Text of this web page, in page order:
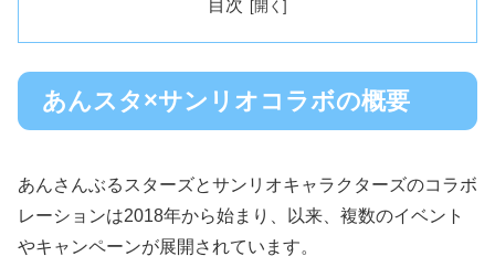
目次
あんスタ×サンリオコラボの概要
あんさんぶるスターズとサンリオキャラクターズのコラボ
レーションは2018年から始まり、以来、複数のイベント
やキャンペーンが展開されています。